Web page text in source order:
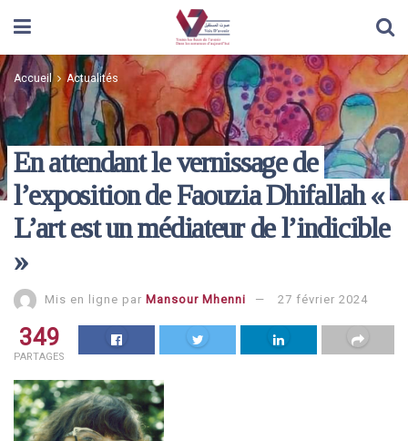
Accueil Actualités
En attendant le vernissage de
l’exposition de Faouzia Dhifallah «
L’art est un médiateur de l’indicible
»
Mis en ligne par Mansour Mhenni 27 février 2024
349
PARTAGES